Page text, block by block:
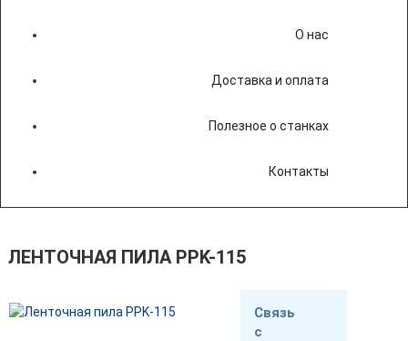
О нас
Доставка и оплата
Полезное о станках
Контакты
ЛЕНТОЧНАЯ ПИЛА PPK-115
Связь
с